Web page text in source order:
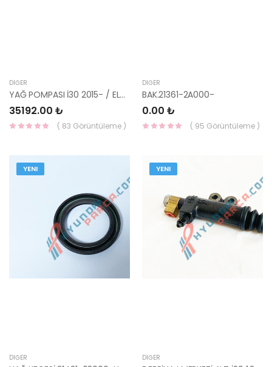
DIĞER
YAĞ POMPASI İ30 2015- / ELANTRA 2015- DZL 21350-2A801-HMC
35192.00 ₺
( 83 Görüntüleme )
DIĞER
BAK.21361-2A000-
0.00 ₺
( 95 Görüntüleme )
YENI
DIĞER
YENI
DIĞER